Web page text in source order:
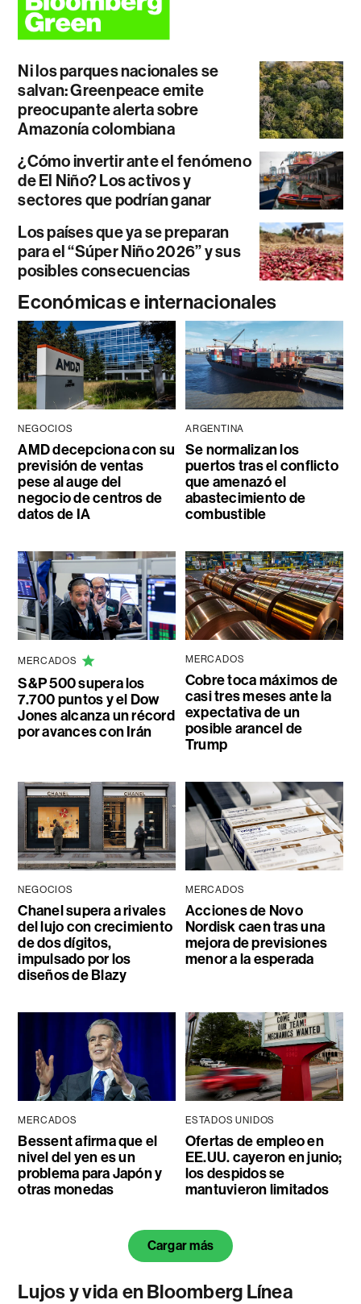
Ni los parques nacionales se
salvan: Greenpeace emite
preocupante alerta sobre
Amazonía colombiana
¿Cómo invertir ante el fenómeno
de El Niño? Los activos y
sectores que podrían ganar
Los países que ya se preparan
para el “Súper Niño 2026” y sus
posibles consecuencias
Económicas e internacionales
NEGOCIOS
AMD decepciona con su
previsión de ventas
pese al auge del
negocio de centros de
datos de IA
ARGENTINA
Se normalizan los
puertos tras el conflicto
que amenazó el
abastecimiento de
combustible
MERCADOS
S&P 500 supera los
7.700 puntos y el Dow
Jones alcanza un récord
por avances con Irán
MERCADOS
Cobre toca máximos de
casi tres meses ante la
expectativa de un
posible arancel de
Trump
NEGOCIOS
Chanel supera a rivales
del lujo con crecimiento
de dos dígitos,
impulsado por los
diseños de Blazy
MERCADOS
Acciones de Novo
Nordisk caen tras una
mejora de previsiones
menor a la esperada
MERCADOS
Bessent afirma que el
nivel del yen es un
problema para Japón y
otras monedas
ESTADOS UNIDOS
Ofertas de empleo en
EE.UU. cayeron en junio;
los despidos se
mantuvieron limitados
Cargar más
Lujos y vida en Bloomberg Línea